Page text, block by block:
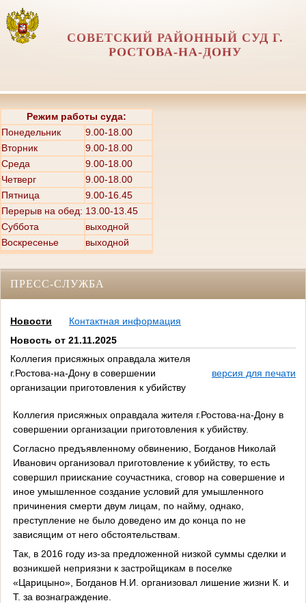
СОВЕТСКИЙ РАЙОННЫЙ СУД Г.
РОСТОВА-НА-ДОНУ
Режим работы суда:
Понедельник
9.00-18.00
Вторник
9.00-18.00
Среда
9.00-18.00
Четверг
9.00-18.00
Пятница
9.00-16.45
Перерыв на обед: 13.00-13.45
Суббота
выходной
Воскресенье
выходной
ПРЕСС-СЛУЖБА
Новости
Контактная информация
Новость от 21.11.2025
Коллегия присяжных оправдала жителя
г.Ростова-на-Дону в совершении
организации приготовления к убийству
версия для печати
Коллегия присяжных оправдала жителя г.Ростова-на-Дону в
совершении организации приготовления к убийству.
Согласно предъявленному обвинению, Богданов Николай
Иванович организовал приготовление к убийству, то есть
совершил приискание соучастника, сговор на совершение и
иное умышленное создание условий для умышленного
причинения смерти двум лицам, по найму, однако,
преступление не было доведено им до конца по не
зависящим от него обстоятельствам.
Так, в 2016 году из-за предложенной низкой суммы сделки и
возникшей неприязни к застройщикам в поселке
«Царицыно», Богданов Н.И. организовал лишение жизни К. и
Т. за вознаграждение.